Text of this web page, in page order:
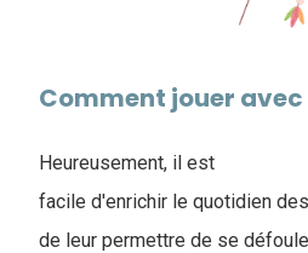
Comment jouer avec
Heureusement, il est
facile d'enrichir le quotidien
de leur permettre de se